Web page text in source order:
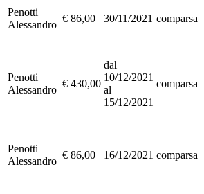
Penotti
Alessandro
€ 86,00 30/11/2021 comparsa
Penotti
Alessandro
€ 430,00
dal
10/12/2021
al
15/12/2021
comparsa
Penotti
Alessandro
€ 86,00 16/12/2021 comparsa